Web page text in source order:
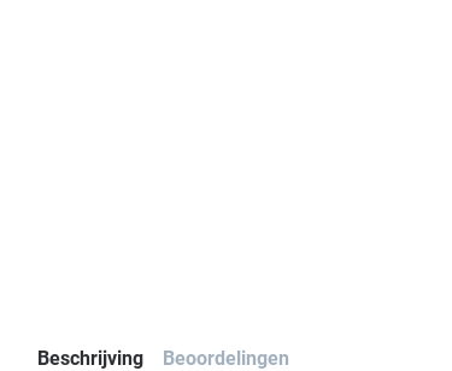
Beschrijving Beoordelingen